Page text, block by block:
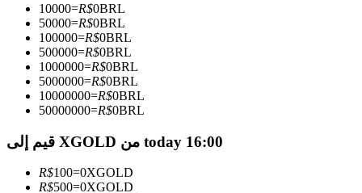
كن متداول نسخ
استمتع بتقاسم الأرباح وعمولات نسخ التداول
10000=R$0BRL
50000=R$0BRL
100000=R$0BRL
500000=R$0BRL
1000000=R$0BRL
5000000=R$0BRL
10000000=R$0BRL
50000000=R$0BRL
قيم إلى XGOLD من today 16:00
R$100=0XGOLD
R$500=0XGOLD